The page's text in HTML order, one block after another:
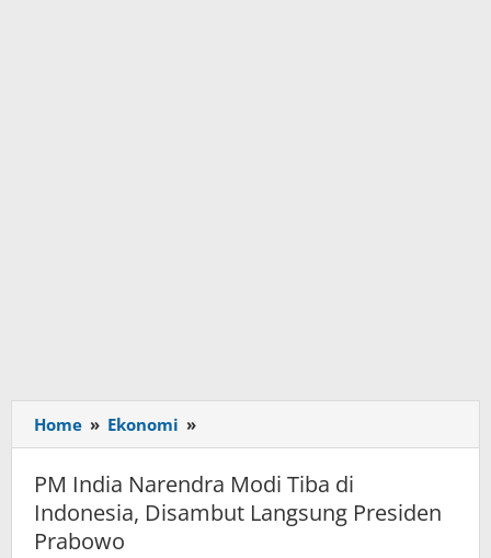
Home » Ekonomi »
India
Narendra
Modi
Tiba
PM India Narendra Modi Tiba di
Indonesia, Disambut Langsung Presiden
Prabowo